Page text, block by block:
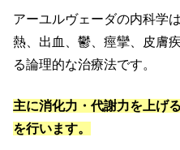
アーユルヴェーダの内科学は
熱、出血、鬱、痙攣、皮膚
る論理的な治療法です。
主に消化力・代謝力を上げ
を行います。